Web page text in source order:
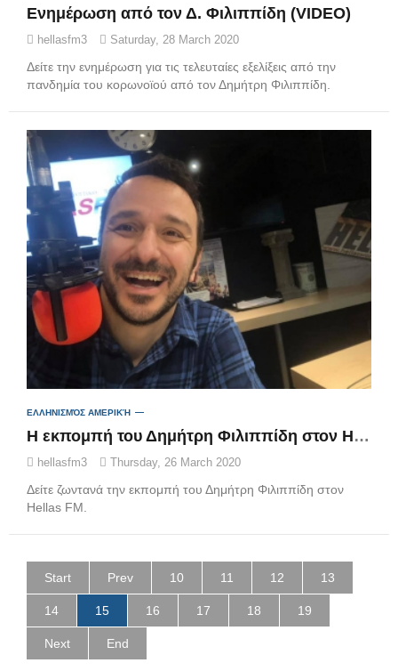
Ενημέρωση από τον Δ. Φιλιππίδη (VIDEO)
hellasfm3 Saturday, 28 March 2020
Δείτε την ενημέρωση για τις τελευταίες εξελίξεις από την
πανδημία του κορωνοϊού από τον Δημήτρη Φιλιππίδη.
ΕΛΛΗΝΙΣΜΌΣ ΑΜΕΡΙΚΉ
Η εκπομπή του Δημήτρη Φιλιππίδη στον Hellas FM (Live VIdeo)
hellasfm3 Thursday, 26 March 2020
Δείτε ζωντανά την εκπομπή του Δημήτρη Φιλιππίδη στον
Hellas FM.
Start Prev 10 11 12 13
14 15 16 17 18 19
Next End